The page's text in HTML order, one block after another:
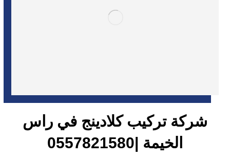
شركة تركيب كلادينج في راس
الخيمة |0557821580